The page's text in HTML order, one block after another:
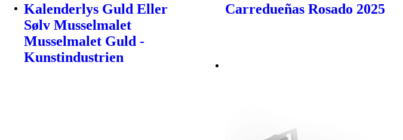
Kalenderlys Guld Eller
Sølv Musselmalet
Musselmalet Guld -
Kunstindustrien
Carredueñas Rosado 2025